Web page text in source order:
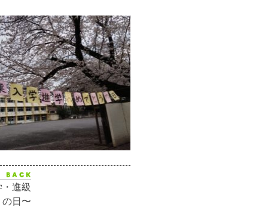
進級
日〜